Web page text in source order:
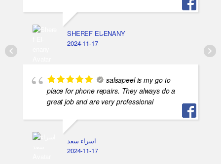
SHEREF EL-ENANY
2024-11-17
salsapeel is my go-to
place for phone repairs. They always do a
great job and are very professional
اسراء سعد
2024-11-17